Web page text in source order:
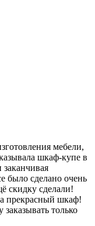
мебели,
шкаф-купе в
было сделано очень
скидку сделали!
прекрасный шкаф!
только